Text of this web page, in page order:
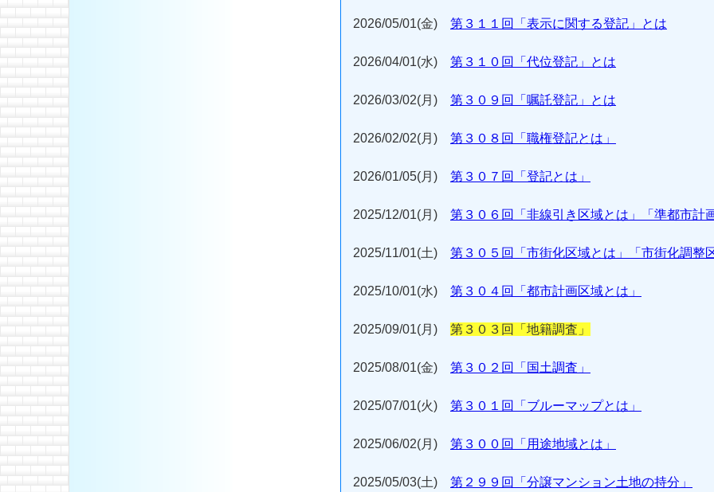
2026/05/01(金)第３１１回「表示に関する登記」とは
2026/04/01(水)第３１０回「代位登記」とは
2026/03/02(月)第３０９回「嘱託登記」とは
2026/02/02(月)第３０８回「職権登記とは」
2026/01/05(月)第３０７回「登記とは」
2025/12/01(月)第３０６回「非線引き区域とは」「準都市計
2025/11/01(土)第３０５回「市街化区域とは」「市街化調整
2025/10/01(水)第３０４回「都市計画区域とは」
2025/09/01(月)第３０３回「地籍調査」
2025/08/01(金)第３０２回「国土調査」
2025/07/01(火)第３０１回「ブルーマップとは」
2025/06/02(月)第３００回「用途地域とは」
2025/05/03(土)第２９９回「分譲マンション土地の持分」